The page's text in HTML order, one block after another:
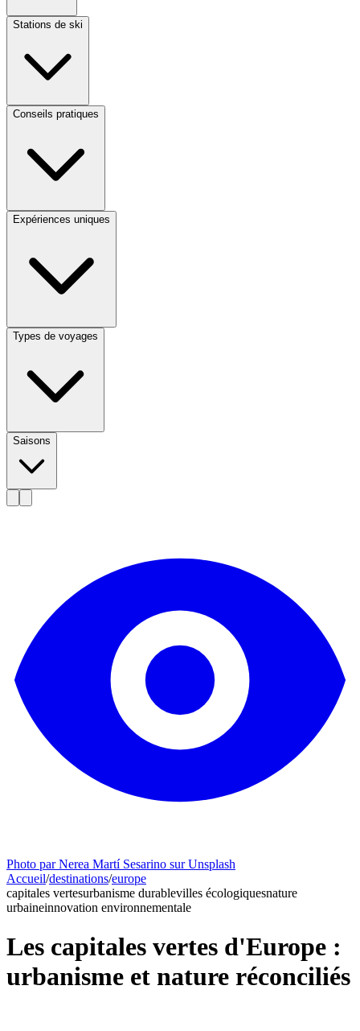
Stations de ski
Conseils pratiques
Expériences uniques
Types de voyages
Saisons
Photo par Nerea Martí Sesarino sur Unsplash
Accueil/destinations/europe
capitales vertesurbanisme durablevilles écologiquesnature
urbaineinnovation environnementale
Les capitales vertes d'Europe :
urbanisme et nature réconciliés